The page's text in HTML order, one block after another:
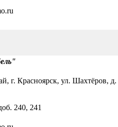
г. Красноярск, ул. Шахтёров,
240, 241